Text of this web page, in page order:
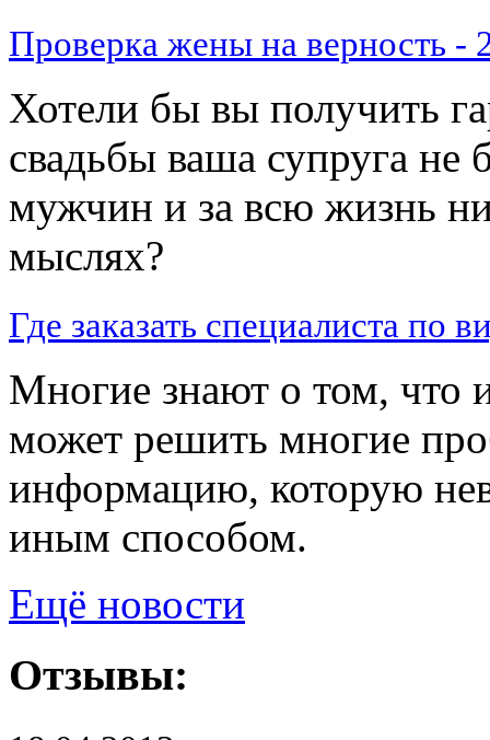
Проверка жены на верность -
​Хотели бы вы получить
свадьбы ваша супруга не
мужчин и за всю жизнь
мыслях?
Где заказать специалиста по
Многие знают о том, что
может решить многие
информацию, которую
иным способом.
Ещё новости
Отзывы: